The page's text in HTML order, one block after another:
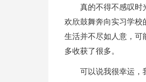
真的不得不感叹时
欢欣鼓舞奔向实习学校
生活并不尽如人意，可
多收获了很多。
可以说我很幸运，